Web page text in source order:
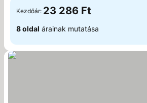
Kezdőár: 23 286 Ft
8 oldal árainak mutatása